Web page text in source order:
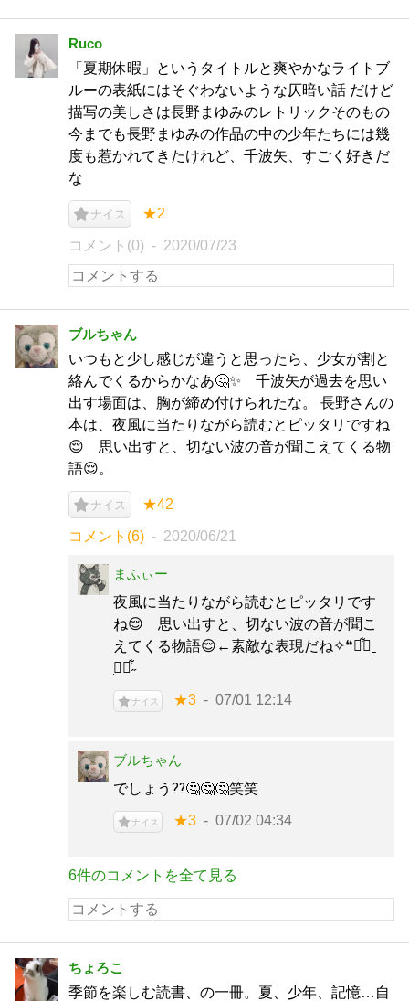
Ruco
「夏期休暇」というタイトルと爽やかなライトブ
ルーの表紙にはそぐわないような仄暗い話 だけど
描写の美しさは長野まゆみのレトリックそのもの
今までも長野まゆみの作品の中の少年たちには幾
度も惹かれてきたけれど、千波矢、すごく好きだ
な
ナイス ★2
コメント(0) 2020/07/23
ブルちゃん
いつもと少し感じが違うと思ったら、少女が割と
絡んでくるからかなあ🤔✨ 千波矢が過去を思い
出す場面は、胸が締め付けられたな。 長野さんの
本は、夜風に当たりながら読むとピッタリですね
😌 思い出すと、切ない波の音が聞こえてくる物
語😌。
ナイス ★42
コメント(6) 2020/06/21
まふぃー
夜風に当たりながら読むとピッタリです
ね😌 思い出すと、切ない波の音が聞こ
えてくる物語😌←素敵な表現だね✧︎❝ཻ͋︎≀︎ˍ
̗❝ཻ͋︎˶
ナイス ★3 07/01 12:14
ブルちゃん
でしょう⁇🤔🤔🤔笑笑
ナイス ★3 07/02 04:34
6件のコメントを全て見る
ちょろこ
季節を楽しむ読書、の一冊。夏、少年、記憶…自